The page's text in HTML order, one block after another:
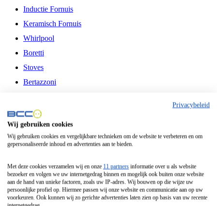
Inductie Fornuis
Keramisch Fornuis
Whirlpool
Boretti
Stoves
Bertazzoni
Fitelli
Airfryer
Frituurpan
Contactgrill
Broodbakmachine
Broodrooster
Privacybeleid
Wij gebruiken cookies
Wij gebruiken cookies en vergelijkbare technieken om de website te verbeteren en om
gepersonaliseerde inhoud en advertenties aan te bieden.
Met deze cookies verzamelen wij en onze 11 partners informatie over u als website
bezoeker en volgen we uw internetgedrag binnen en mogelijk ook buiten onze website
aan de hand van unieke factoren, zoals uw IP-adres. Wij bouwen op die wijze uw
persoonlijke profiel op. Hiermee passen wij onze website en communicatie aan op uw
voorkeuren. Ook kunnen wij zo gerichte advertenties laten zien op basis van uw recente